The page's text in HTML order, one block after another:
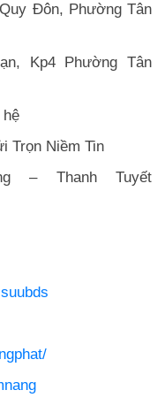
Đôn, Phường Tân
Kp4 Phường Tân
hệ
Trọn Niềm Tin
– Thanh Tuyết